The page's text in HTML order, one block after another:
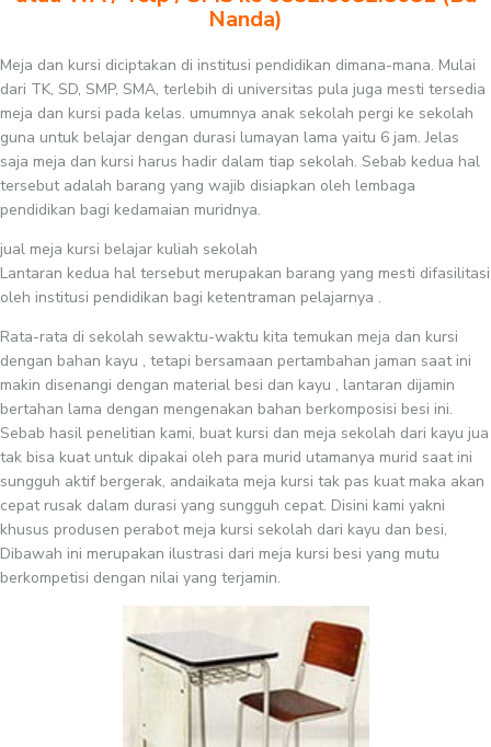
Nanda)
Meja dan kursi diciptakan di institusi pendidikan dimana-mana. Mulai
dari TK, SD, SMP, SMA, terlebih di universitas pula juga mesti tersedia
meja dan kursi pada kelas. umumnya anak sekolah pergi ke sekolah
guna untuk belajar dengan durasi lumayan lama yaitu 6 jam. Jelas
saja meja dan kursi harus hadir dalam tiap sekolah. Sebab kedua hal
tersebut adalah barang yang wajib disiapkan oleh lembaga
pendidikan bagi kedamaian muridnya.
jual meja kursi belajar kuliah sekolah
Lantaran kedua hal tersebut merupakan barang yang mesti difasilitasi
oleh institusi pendidikan bagi ketentraman pelajarnya .
Rata-rata di sekolah sewaktu-waktu kita temukan meja dan kursi
dengan bahan kayu , tetapi bersamaan pertambahan jaman saat ini
makin disenangi dengan material besi dan kayu , lantaran dijamin
bertahan lama dengan mengenakan bahan berkomposisi besi ini.
Sebab hasil penelitian kami, buat kursi dan meja sekolah dari kayu jua
tak bisa kuat untuk dipakai oleh para murid utamanya murid saat ini
sungguh aktif bergerak, andaikata meja kursi tak pas kuat maka akan
cepat rusak dalam durasi yang sungguh cepat. Disini kami yakni
khusus produsen perabot meja kursi sekolah dari kayu dan besi,
Dibawah ini merupakan ilustrasi dari meja kursi besi yang mutu
berkompetisi dengan nilai yang terjamin.